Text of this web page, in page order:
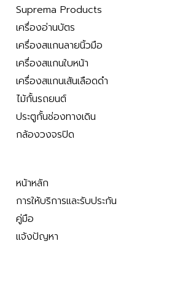
Suprema Products
เครื่องอ่านบัตร
เครื่องสแกนลายนิ้วมือ
เครื่องสแกนใบหน้า
เครื่องสแกนเส้นเลือดดำ
ไม้กั้นรถยนต์
ประตูกั้นช่องทางเดิน
กล้องวงจรปิด
หน้าหลัก
การให้บริการและรับประกัน
คู่มือ
แจ้งปัญหา